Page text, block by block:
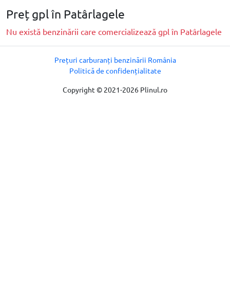
Preț gpl în Patârlagele
Nu există benzinării care comercializează gpl în Patârlagele
Copyright © 2021-2026 Plinul.ro
Prețuri carburanți benzinării România
Politică de confidențialitate